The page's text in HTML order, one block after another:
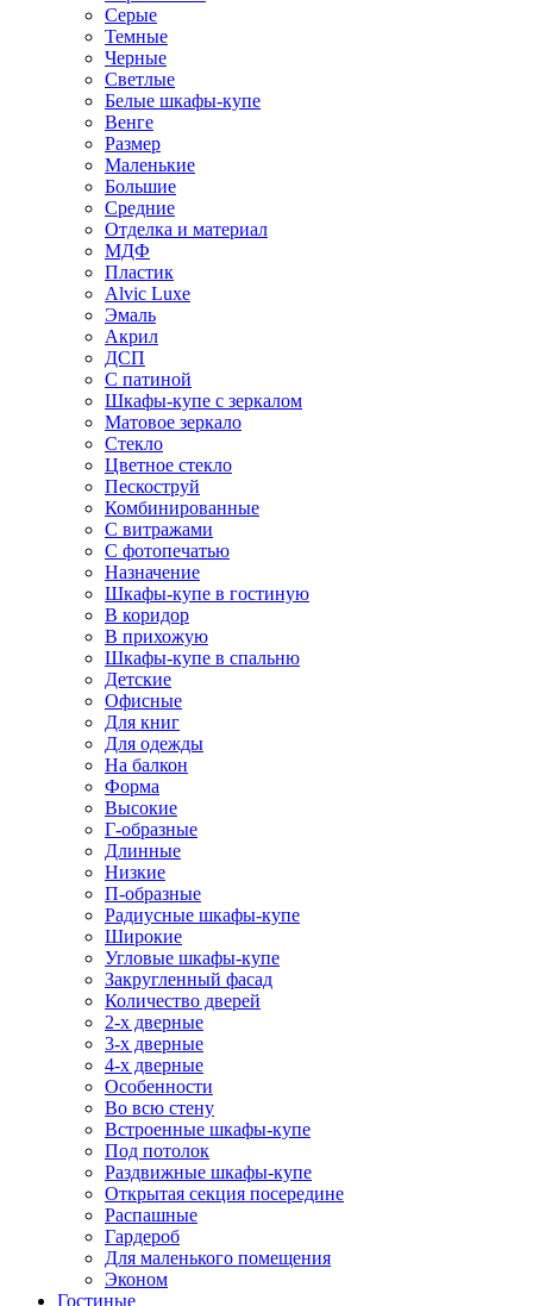
Серые
Темные
Черные
Светлые
Белые шкафы-купе
Венге
Размер
Маленькие
Большие
Средние
Отделка и материал
МДФ
Пластик
Alvic Luxe
Эмаль
Акрил
ДСП
С патиной
Шкафы-купе с зеркалом
Матовое зеркало
Стекло
Цветное стекло
Пескоструй
Комбинированные
С витражами
С фотопечатью
Назначение
Шкафы-купе в гостиную
В коридор
В прихожую
Шкафы-купе в спальню
Детские
Офисные
Для книг
Для одежды
На балкон
Форма
Высокие
Г-образные
Длинные
Низкие
П-образные
Радиусные шкафы-купе
Широкие
Угловые шкафы-купе
Закругленный фасад
Количество дверей
2-х дверные
3-х дверные
4-х дверные
Особенности
Во всю стену
Встроенные шкафы-купе
Под потолок
Раздвижные шкафы-купе
Открытая секция посередине
Распашные
Гардероб
Для маленького помещения
Эконом
Гостиные